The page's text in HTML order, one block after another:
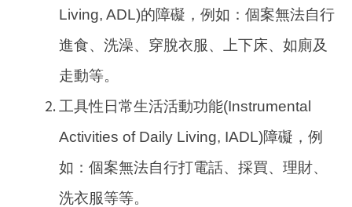
Living, ADL)的障礙，例如：個案無法自行
進食、洗澡、穿脫衣服、上下床、如廁及
走動等。
工具性日常生活活動功能(Instrumental
Activities of Daily Living, IADL)障礙，例
如：個案無法自行打電話、採買、理財、
洗衣服等等。